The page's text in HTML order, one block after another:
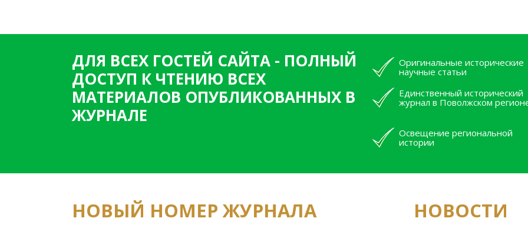
ДЛЯ ВСЕХ ГОСТЕЙ САЙТА - ПОЛНЫЙ
ДОСТУП К ЧТЕНИЮ ВСЕХ
МАТЕРИАЛОВ ОПУБЛИКОВАННЫХ В
ЖУРНАЛЕ
Оригинальные исторические
научные статьи
Единственный исторический
журнал в Поволжском
Освещение региональной
истории
НОВЫЙ НОМЕР ЖУРНАЛА НОВОСТИ
Юным